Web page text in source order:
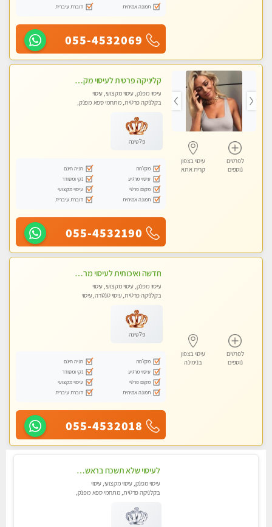
תמונה אמיתית
דוברת עיברית
055-4532069
לפרטים
נוספים
עיסוי בצפון
קרית אתא
קליניקה פרטית לעיסוי מקצועי ואלטרנטיבי ברמה גבוהה VIP תתקשר ..... highly recommended..new in the city
עיסוי מפנק, עיסוי מקצועי, עיסוי
בקלניקה פרטית, מתחמי ספא מפנק,
טנטרה, עיסוי מגבר לגבר, עיסוי מגבר
לאישה
פלטינה
מקלחת
חניה חינם
עיסוי מרגיע
נקי ומסודר
מקום פרטי
עיסוי מקצועי
תמונה אמיתית
דוברת עיברית
055-4532190
לפרטים
נוספים
עיסוי בצפון
בנימינה
חדשה ואיכותית לעיסוי מרגיע ומפנק VIP-מומלץ לחלוטין! פרטי! ​​​​​​ Highly recommended
עיסוי מפנק, עיסוי מקצועי, עיסוי
בקלניקה פרטית, עיסוי טנטרה, עיסוי
פלטינה
מקלחת
חניה חינם
עיסוי מרגיע
נקי ומסודר
מקום פרטי
עיסוי מקצועי
תמונה אמיתית
דוברת עיברית
055-4532018
לעיסוי שלא תשכח בראשון לציון
עיסוי מפנק, עיסוי מקצועי, עיסוי
בקלניקה פרטית, מתחמי ספא מפנק,